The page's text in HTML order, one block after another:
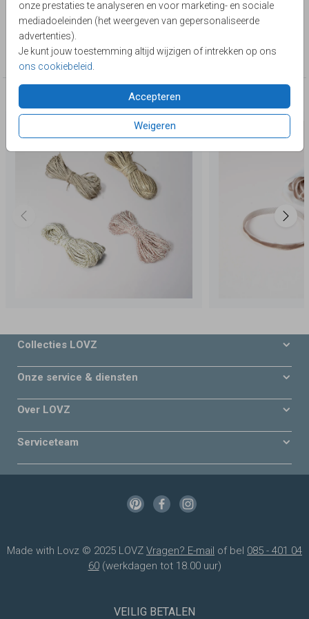
onze prestaties te analyseren en voor marketing- en sociale
mediadoeleinden (het weergeven van gepersonaliseerde
advertenties).
Je kunt jouw toestemming altijd wijzigen of intrekken op ons
ons cookiebeleid
Accepteren
Weigeren
ze hiermee zelf in elkaar.
Le Chique Design
Collectie
Rechthoek labelkaarten trouwen
Deze producten zijn wellicht ook iets voor je
Collecties LOVZ
Onze service & diensten
Over LOVZ
Serviceteam
Made with Lovz © 2025 LOVZ Vragen? E-mail of bel 085 - 401 04
60(werkdagen tot 18.00 uur)
VEILIG BETALEN